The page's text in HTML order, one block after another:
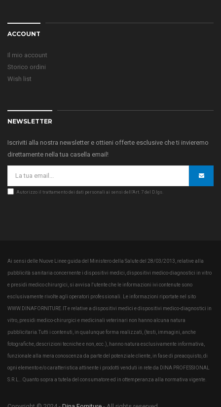
ACCOUNT
Il mio account
Storico ordini
Wish list
NEWSLETTER
Iscriviti alla nostra newsletter e ottieni offerte esclusive che ti invieremo
direttamente nella tua casella email!
Autorizzo il trattamento dei dati personali ai sensi dell’Art. 7 del D.lgs.
Ai sensi delle Nuove Linee guida del Ministero della Salute del 28/03/2013, relative alla
pubblicità sanitaria concernente i dispositivi medici, dispositivi medico-diagnostici in vitro
e presidi medico chirurgici, si avvisa l'utente che le informazioni ivi contenute sono
esclusivamente rivolte agli operatori professionali. Le informazioni riportate nel sito
WWW.DINAFORNITURE.IT e relative a dispositivi medici e dispositivi medico-diagnostici in
vitro, presidi medico-chirurgici e medicinali veterinari non hanno alcuna natura
pubblicitaria.Tutti i contenuti, in qualunque forma realizzati, (testi, immagini, anche
fotografiche, descrizioni tecniche e non, ecc.), hanno natura esclusivamente informativa,
funzionale alla mera conoscenza da parte del potenziale cliente, in fase di preacquisto, di
ogni elemento e/o caratteristica attinente i prodotti venduti in rete da DINA PROFESSIONAL
S.R.L.. Quanto sopra a tutela del consumatore ed in ottemperanza alla normativa vigente.